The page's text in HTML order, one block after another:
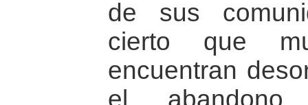
de sus
cierto que
encuentran
el